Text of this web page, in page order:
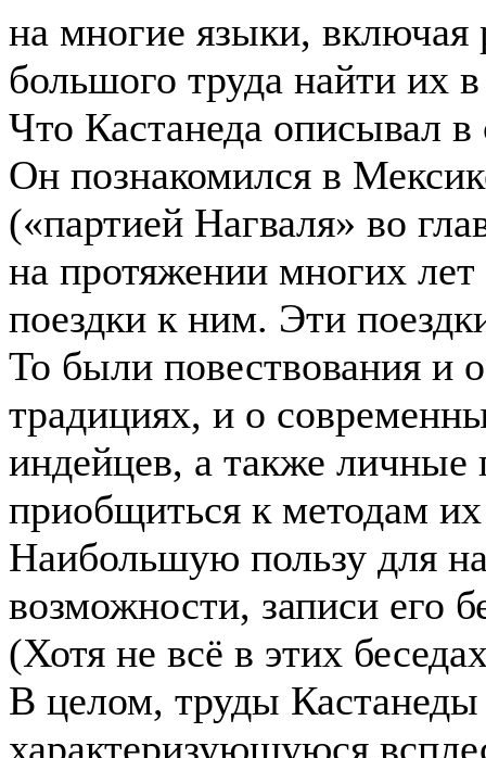
на многие языки, включая
большого труда найти их
Что Кастанеда описывал в
Он познакомился в
(«партией Нагваля» во
на протяжении многих
поездки к ним. Эти
То были повествования и
традициях, и о
индейцев, а также
приобщиться к методам
Наибольшую пользу для
возможности, записи его
(Хотя не всё в этих
В целом, труды
характеризующуюся